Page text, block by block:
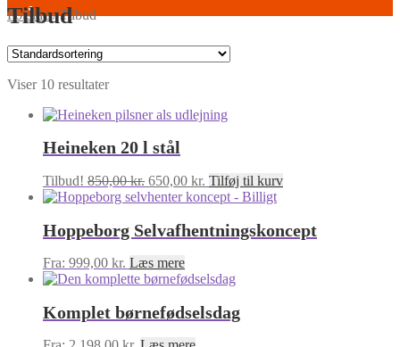
Forside/Tilbud
Tilbud
Viser 10 resultater
Heineken 20 l stål
Tilbud! 850,00kr. Den
oprindelige
var:
850,00 kr..
650,00 kr. Den
aktuelle
er:
650,00 kr..
Tilføj til kurv
Hoppeborg Selvafhentningskoncept
Fra: 999,00 kr. Læs mere
Komplet børnefødselsdag